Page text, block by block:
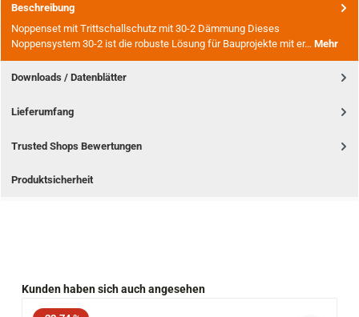
Beschreibung
Noppenset mit Trittschallschutz mit 30-2 Dämmung Dieses
Noppensystem 30-2 ist die robuste Lösung für Bauprojekte mit er… Mehr
Downloads / Datenblätter
Lieferumfang
Trusted Shops Bewertungen
Produktsicherheit
Produktgalerie überspringen
Kunden haben sich auch angesehen